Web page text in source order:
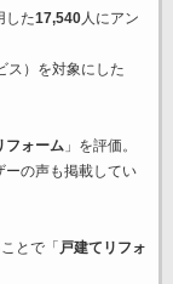
した17,540人にアン
ス）を対象にした
フォーム」を評価。
ーの声も掲載してい
とで「 戸建てリフォ